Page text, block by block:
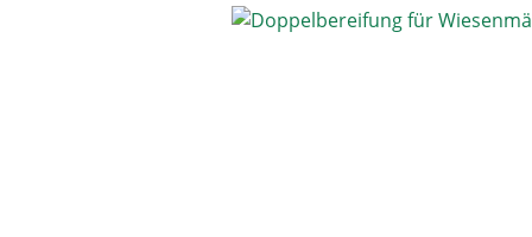
Bildergalerie überspringen